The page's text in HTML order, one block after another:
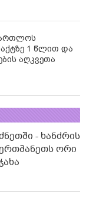
1 წლით და
აღკვეთა
- ხანძრის
ორი